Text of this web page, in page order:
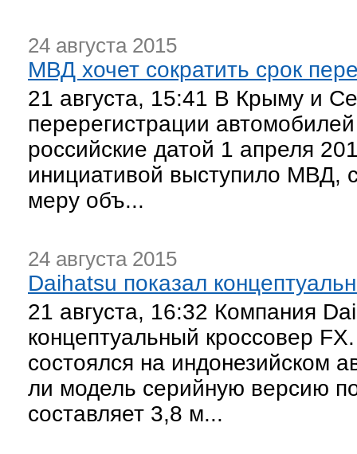
24 августа 2015
МВД хочет сократить срок
21 августа, 15:41 В Крыму и
перерегистрации
российские датой 1 апреля
инициативой выступило МВД,
меру объ...
24 августа 2015
Daihatsu показал
21 августа, 16:32 Компания
концептуальный кроссовер
состоялся на индонезийском
ли модель серийную версию
составляет 3,8 м...